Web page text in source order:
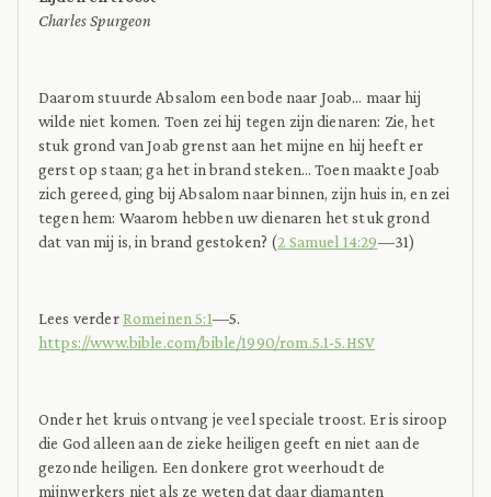
Charles Spurgeon
Daarom stuurde Absalom een bode naar Joab… maar hij
wilde niet komen. Toen zei hij tegen zijn dienaren: Zie, het
stuk grond van Joab grenst aan het mijne en hij heeft er
gerst op staan; ga het in brand steken… Toen maakte Joab
zich gereed, ging bij Absalom naar binnen, zijn huis in, en zei
tegen hem: Waarom hebben uw dienaren het stuk grond
dat van mij is, in brand gestoken? (2 Samuel 14:29—31)
Lees verder Romeinen 5:1—5.
https://www.bible.com/bible/1990/rom.5.1-5.HSV
Onder het kruis ontvang je veel speciale troost. Er is siroop
die God alleen aan de zieke heiligen geeft en niet aan de
gezonde heiligen. Een donkere grot weerhoudt de
mijnwerkers niet als ze weten dat daar diamanten